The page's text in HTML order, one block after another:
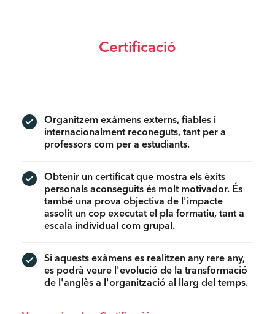
Certificació
Organitzem exàmens externs, fiables i
internacionalment reconeguts, tant per a
professors com per a estudiants.
Obtenir un certificat que mostra els èxits
personals aconseguits és molt motivador. És
també una prova objectiva de l'impacte
assolit un cop executat el pla formatiu, tant a
escala individual com grupal.
Si aquests exàmens es realitzen any rere any,
es podrà veure l'evolució de la transformació
de l'anglès a l'organització al llarg del temps.